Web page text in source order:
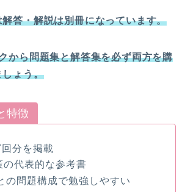
答・解説は別冊になっています。
から問題集と解答集を必ず両方を購
しょう。
特徴
分を掲載
の代表的な参考書
の問題構成で勉強しやすい